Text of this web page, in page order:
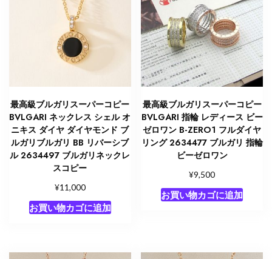
最高級ブルガリスーパーコピー
BVLGARI ネックレス シェル オ
ニキス ダイヤ ダイヤモンド ブ
ルガリブルガリ BB リバーシブ
ル 2634497 ブルガリネックレ
スコピー
¥11,000
お買い物カゴに追加
最高級ブルガリスーパーコピー
BVLGARI 指輪 レディース ビー
ゼロワン B-ZERO1 フルダイヤ
リング 2634477 ブルガリ 指輪
ビーゼロワン
¥9,500
お買い物カゴに追加